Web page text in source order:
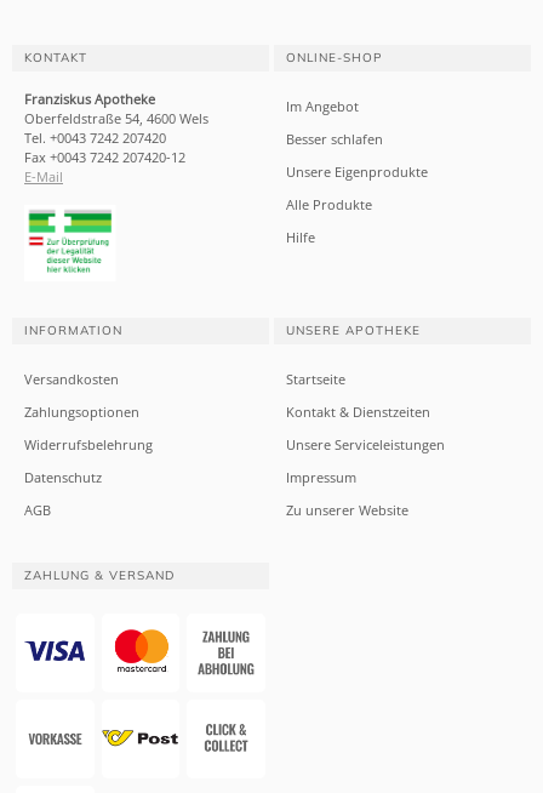
KONTAKT
Franziskus Apotheke
Oberfeldstraße 54, 4600 Wels
Tel. +0043 7242 207420
Fax +0043 7242 207420-12
E-Mail
ONLINE-SHOP
Im Angebot
Besser schlafen
Unsere Eigenprodukte
Alle Produkte
Hilfe
INFORMATION
Versandkosten
Zahlungsoptionen
Widerrufsbelehrung
Datenschutz
AGB
UNSERE APOTHEKE
Startseite
Kontakt & Dienstzeiten
Unsere Serviceleistungen
Impressum
Zu unserer Website
ZAHLUNG & VERSAND